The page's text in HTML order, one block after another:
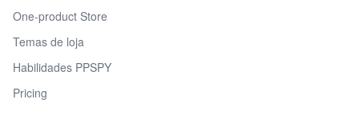
One-product Store
Temas de loja
Habilidades PPSPY
Pricing